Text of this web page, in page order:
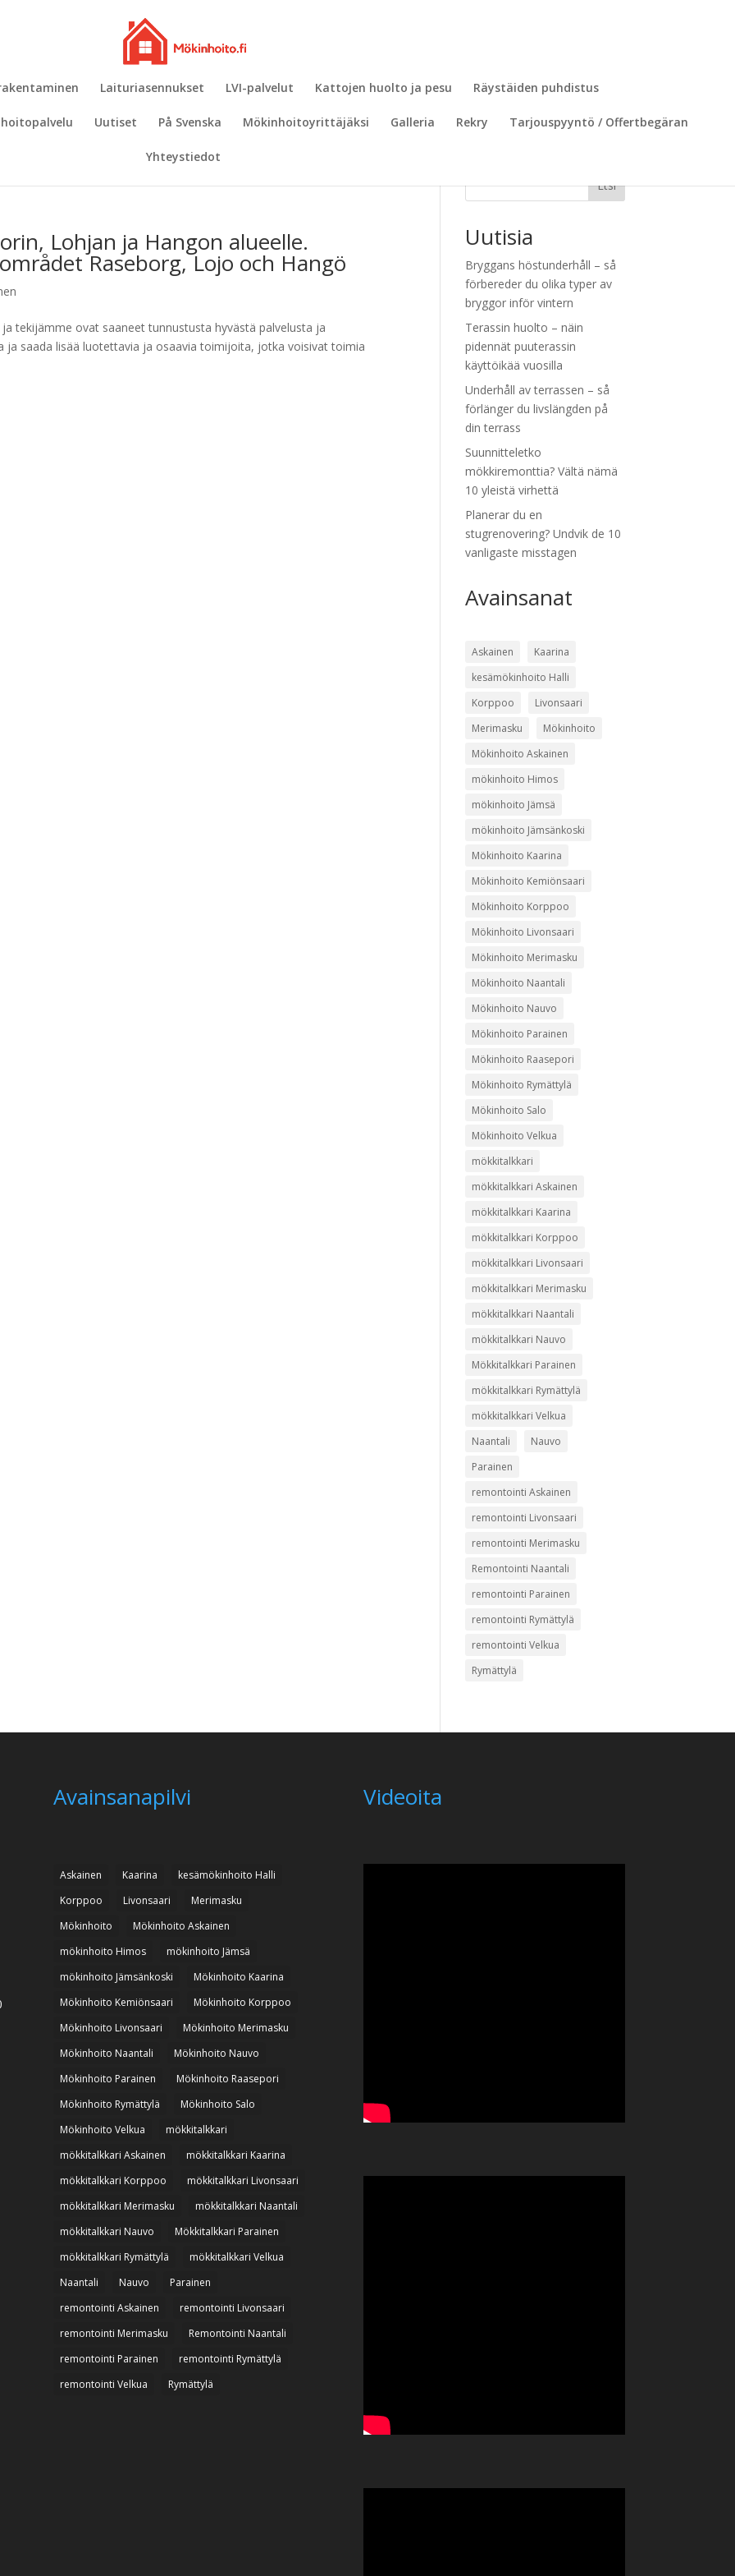
Laituriasennukset LVI-palvelut Kattojen huolto ja pesu Räystäiden puhdistus
Uutiset På Svenska Mökinhoitoyrittäjäksi Galleria Rekry Tarjouspyyntö / Offertbegäran
Yhteystiedot
Lohjan ja Hangon alueelle.
Raseborg, Lojo och Hangö
tekijämme ovat saaneet tunnustusta hyvästä palvelusta ja
saada lisää luotettavia ja osaavia toimijoita, jotka voisivat toimia
Etsi
Uutisia
Bryggans höstunderhåll – så
förbereder du olika typer av
bryggor inför vintern
Terassin huolto – näin
pidennät puuterassin
käyttöikää vuosilla
Underhåll av terrassen – så
förlänger du livslängden på
din terrass
Suunnitteletko
mökkiremonttia? Vältä nämä
10 yleistä virhettä
Planerar du en
stugrenovering? Undvik de 10
vanligaste misstagen
Avainsanat
Askainen
Kaarina
kesämökinhoito Halli
Korppoo
Livonsaari
Merimasku
Mökinhoito
Mökinhoito Askainen
mökinhoito Himos
mökinhoito Jämsä
mökinhoito Jämsänkoski
Mökinhoito Kaarina
Mökinhoito Kemiönsaari
Mökinhoito Korppoo
Mökinhoito Livonsaari
Mökinhoito Merimasku
Mökinhoito Naantali
Mökinhoito Nauvo
Mökinhoito Parainen
Mökinhoito Raasepori
Mökinhoito Rymättylä
Mökinhoito Salo
Mökinhoito Velkua
mökkitalkkari
mökkitalkkari Askainen
mökkitalkkari Kaarina
mökkitalkkari Korppoo
mökkitalkkari Livonsaari
mökkitalkkari Merimasku
mökkitalkkari Naantali
mökkitalkkari Nauvo
Mökkitalkkari Parainen
mökkitalkkari Rymättylä
mökkitalkkari Velkua
Naantali
Nauvo
Parainen
remontointi Askainen
remontointi Livonsaari
remontointi Merimasku
Remontointi Naantali
remontointi Parainen
remontointi Rymättylä
remontointi Velkua
Rymättylä
Avainsanapilvi
Askainen Kaarina
kesämökinhoito Halli
Korppoo
Livonsaari
Merimasku
Mökinhoito
Mökinhoito Askainen
mökinhoito Himos
mökinhoito Jämsä
mökinhoito Jämsänkoski
Mökinhoito Kaarina
Mökinhoito Kemiönsaari
Mökinhoito Korppoo
Mökinhoito Livonsaari
Mökinhoito Merimasku
Mökinhoito Naantali
Mökinhoito Nauvo
Mökinhoito Parainen
Mökinhoito Raasepori
Mökinhoito Rymättylä
Mökinhoito Salo
Mökinhoito Velkua
mökkitalkkari
mökkitalkkari Askainen
mökkitalkkari Kaarina
mökkitalkkari Korppoo
mökkitalkkari Livonsaari
mökkitalkkari Merimasku
mökkitalkkari Naantali
mökkitalkkari Nauvo
Mökkitalkkari Parainen
mökkitalkkari Rymättylä
mökkitalkkari Velkua
Naantali
Nauvo
Parainen
remontointi Askainen
remontointi Livonsaari
remontointi Merimasku
Remontointi Naantali
remontointi Parainen
remontointi Rymättylä
remontointi Velkua
Rymättylä
Videoita